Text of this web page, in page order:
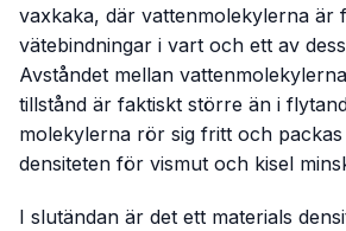
vaxkaka, där vattenmolekylerna är
vätebindningar i vart och ett av
Avståndet mellan
tillstånd är faktiskt större än i
molekylerna rör sig fritt och
densiteten för vismut och kisel
I slutändan är det ett materials